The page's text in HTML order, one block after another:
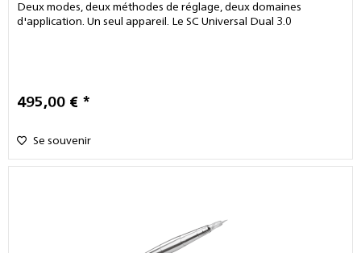
Deux modes, deux méthodes de réglage, deux domaines
d'application. Un seul appareil. Le SC Universal Dual 3.0
495,00 € *
Se souvenir